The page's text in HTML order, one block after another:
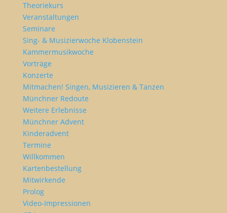
Theoriekurs
Veranstaltungen
Seminare
Sing- & Musizierwoche Klobenstein
Kammermusikwoche
Vorträge
Konzerte
Mitmachen! Singen, Musizieren & Tanzen
Münchner Redoute
Weitere Erlebnisse
Münchner Advent
Kinderadvent
Termine
Willkommen
Kartenbestellung
Mitwirkende
Prolog
Video-Impressionen